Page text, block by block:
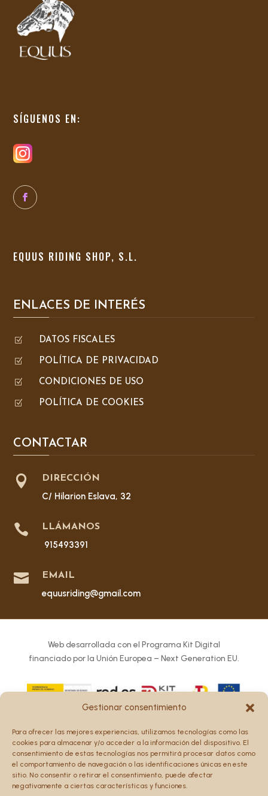
Gestionar consentimiento
Para ofrecer las mejores experiencias, utilizamos tecnologías como las
cookies para almacenar y/o acceder a la información del dispositivo. El
consentimiento de estas tecnologías nos permitirá procesar datos como
el comportamiento de navegación o las identificaciones únicas en este
sitio. No consentir o retirar el consentimiento, puede afectar
negativamente a ciertas características y funciones.
SÍGUENOS EN:
EQUUS RIDING SHOP, S.L.
ENLACES DE INTERÉS
Z DATOS FISCALES
Z POLÍTICA DE PRIVACIDAD
Z CONDICIONES DE USO
Z POLÍTICA DE COOKIES
CONTACTAR
 DIRECCIÓN
C/ Hilarion Eslava, 32
 LLÁMANOS
915493391
 EMAIL
equusriding@gmail.com
Web desarrollada con el Programa Kit Digital
financiado por la Unión Europea – Next Generation EU.
son únicamente los del autor o autores y no reflejan
necesariamente los de la Unión Europea o la Comisión
Europea.
Ni la Unión Europea ni la Comisión Europea pueden ser